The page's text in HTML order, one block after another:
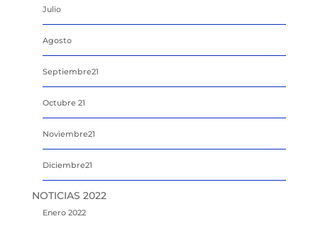
Julio
Agosto
Septiembre21
Octubre 21
Noviembre21
Diciembre21
NOTICIAS 2022
Enero 2022